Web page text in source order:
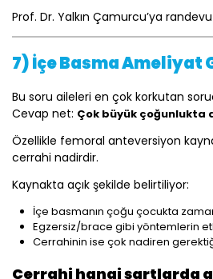
Prof. Dr. Yalkın Çamurcu’ya
7) İçe Basma Ameliyat
Bu soru aileleri en çok korkutan
Cevap net: Çok büyük çoğunlukta
Özellikle femoral anteversiyon
cerrahi nadirdir.
Kaynakta açık şekilde belirtiliyor:
İçe basmanın çoğu çocukta
Egzersiz/brace gibi yöntemlerin
Cerrahinin ise çok nadiren
Cerrahi hangi şartlarda